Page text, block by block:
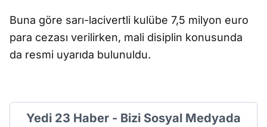
Buna göre sarı-lacivertli kulübe 7,5 milyon euro
para cezası verilirken, mali disiplin konusunda
da resmi uyarıda bulunuldu.
Yedi 23 Haber - Bizi Sosyal Medyada